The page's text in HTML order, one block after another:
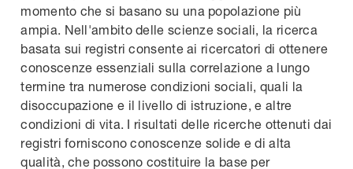
momento che si basano su una popolazione più
ampia. Nell'ambito delle scienze sociali, la ricerca
basata sui registri consente ai ricercatori di ottenere
conoscenze essenziali sulla correlazione a lungo
termine tra numerose condizioni sociali, quali la
disoccupazione e il livello di istruzione, e altre
condizioni di vita. I risultati delle ricerche ottenuti dai
registri forniscono conoscenze solide e di alta
qualità, che possono costituire la base per